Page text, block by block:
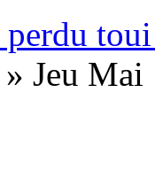
» Jeu Mai